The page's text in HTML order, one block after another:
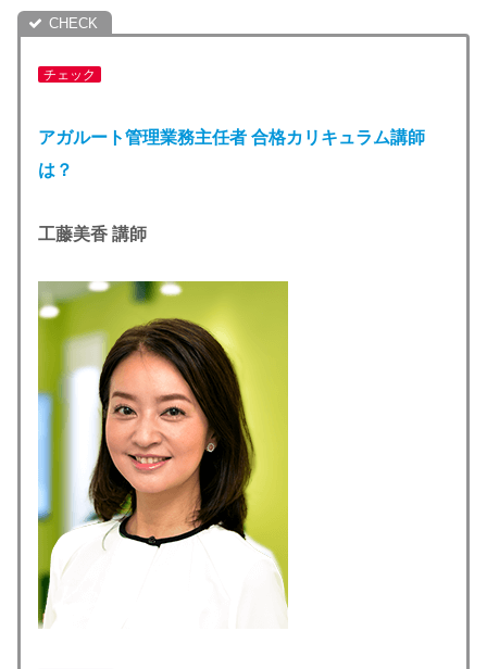
チェック
アガルート管理業務主任者 合格カリキュラム講師
は？
工藤美香 講師